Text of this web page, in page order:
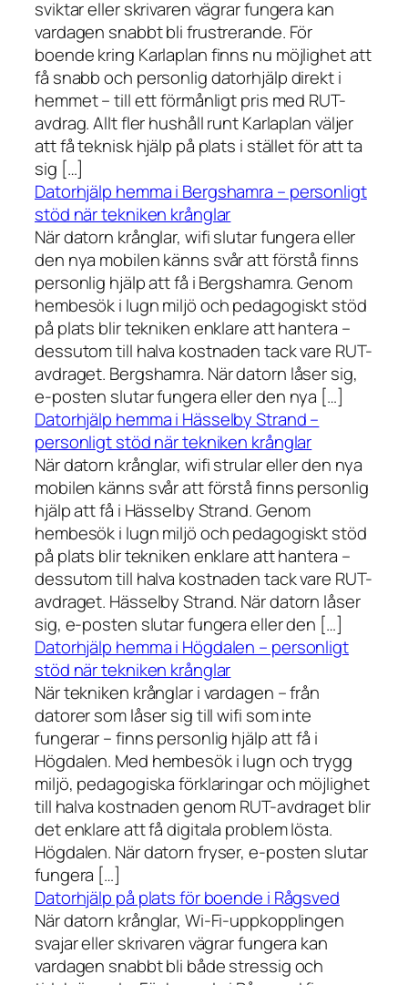
sviktar eller skrivaren vägrar fungera kan
vardagen snabbt bli frustrerande. För
boende kring Karlaplan finns nu möjlighet att
få snabb och personlig datorhjälp direkt i
hemmet – till ett förmånligt pris med RUT-
avdrag. Allt fler hushåll runt Karlaplan väljer
att få teknisk hjälp på plats i stället för att ta
sig […]
Datorhjälp hemma i Bergshamra – personligt
stöd när tekniken krånglar
När datorn krånglar, wifi slutar fungera eller
den nya mobilen känns svår att förstå finns
personlig hjälp att få i Bergshamra. Genom
hembesök i lugn miljö och pedagogiskt stöd
på plats blir tekniken enklare att hantera –
dessutom till halva kostnaden tack vare RUT-
avdraget. Bergshamra. När datorn låser sig,
e-posten slutar fungera eller den nya […]
Datorhjälp hemma i Hässelby Strand –
personligt stöd när tekniken krånglar
När datorn krånglar, wifi strular eller den nya
mobilen känns svår att förstå finns personlig
hjälp att få i Hässelby Strand. Genom
hembesök i lugn miljö och pedagogiskt stöd
på plats blir tekniken enklare att hantera –
dessutom till halva kostnaden tack vare RUT-
avdraget. Hässelby Strand. När datorn låser
sig, e-posten slutar fungera eller den […]
Datorhjälp hemma i Högdalen – personligt
stöd när tekniken krånglar
När tekniken krånglar i vardagen – från
datorer som låser sig till wifi som inte
fungerar – finns personlig hjälp att få i
Högdalen. Med hembesök i lugn och trygg
miljö, pedagogiska förklaringar och möjlighet
till halva kostnaden genom RUT-avdraget blir
det enklare att få digitala problem lösta.
Högdalen. När datorn fryser, e-posten slutar
fungera […]
Datorhjälp på plats för boende i Rågsved
När datorn krånglar, Wi-Fi-uppkopplingen
svajar eller skrivaren vägrar fungera kan
vardagen snabbt bli både stressig och